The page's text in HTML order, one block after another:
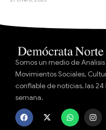
Somos un medio de
Movimientos Sociales,
confiable de noticias, las 24
semana.